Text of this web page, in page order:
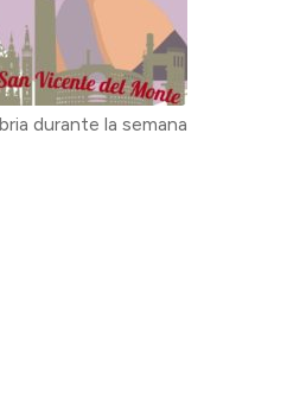
durante la semana